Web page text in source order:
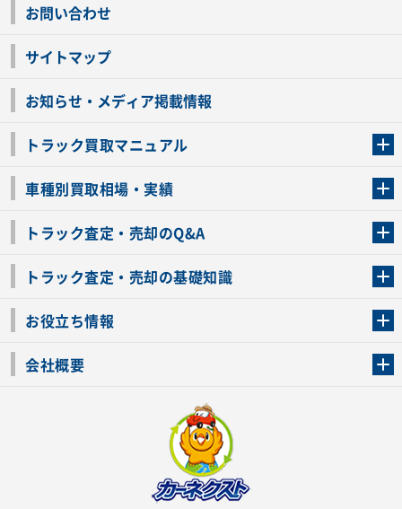
お問い合わせ
サイトマップ
お知らせ・メディア掲載情報
トラック買取マニュアル
車種別買取相場・実績
トラック査定・売却のQ&A
トラック査定・売却の基礎知識
お役立ち情報
会社概要